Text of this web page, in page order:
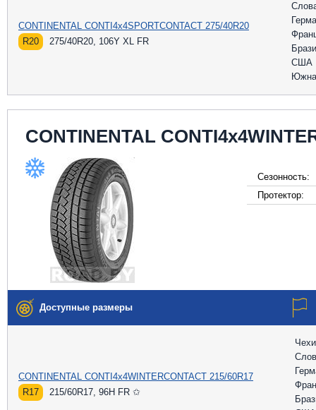
CONTINENTAL CONTI4x4SPORTCONTACT 275/40R20
R20
275/40R20, 106Y XL FR
США
CONTINENTAL
Сезонность:
Протектор:
Доступные размеры
CONTINENTAL CONTI4x4WINTERCONTACT 215/60R17
R17
215/60R17, 96H FR ✩